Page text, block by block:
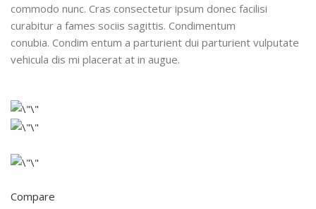
commodo nunc. Cras consectetur ipsum donec facilisi
curabitur a fames sociis sagittis. Condimentum
conubia. Condim entum a parturient dui parturient vulputate
vehicula dis mi placerat at in augue.
Compare